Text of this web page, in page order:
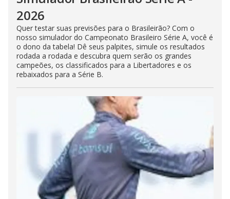
2026
Quer testar suas previsões para o Brasileirão? Com o
nosso simulador do Campeonato Brasileiro Série A, você é
o dono da tabela! Dê seus palpites, simule os resultados
rodada a rodada e descubra quem serão os grandes
campeões, os classificados para a Libertadores e os
rebaixados para a Série B.